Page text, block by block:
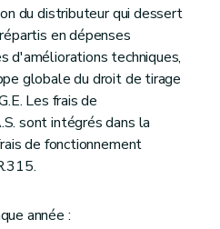
du distributeur qui dessert
en dépenses
d'améliorations techniques,
globale du droit de tirage
Les frais de
sont intégrés dans la
de fonctionnement
année :